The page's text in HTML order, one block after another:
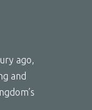
ago,
and